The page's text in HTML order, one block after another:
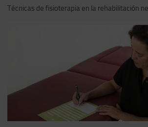
Técnicas de fisioterapia en la rehabilitación